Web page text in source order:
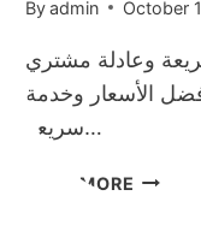
Byadmin October
وعادلة مشتري
الأسعار وخدمة
سريعة…
READ MORE مشتري